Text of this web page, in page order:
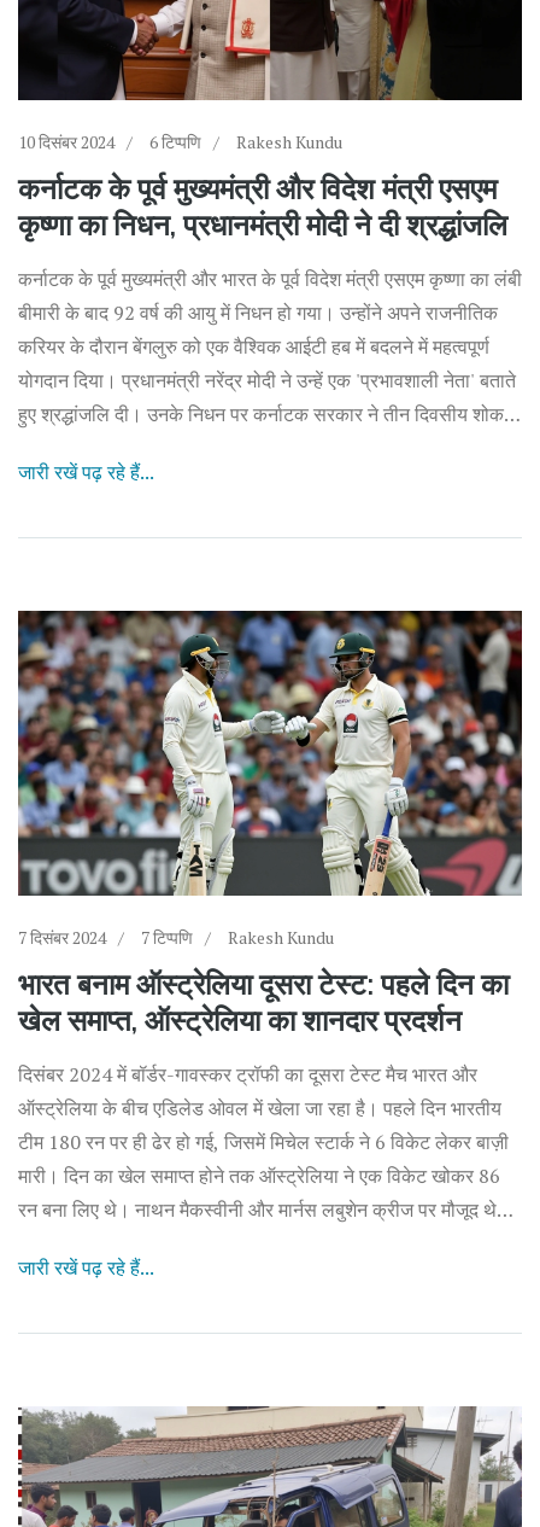
10 दिसंबर 2024 6 टिप्पणि Rakesh Kundu
कर्नाटक के पूर्व मुख्यमंत्री और विदेश मंत्री एसएम
कृष्णा का निधन, प्रधानमंत्री मोदी ने दी श्रद्धांजलि
कर्नाटक के पूर्व मुख्यमंत्री और भारत के पूर्व विदेश मंत्री एसएम कृष्णा का लंबी
बीमारी के बाद 92 वर्ष की आयु में निधन हो गया। उन्होंने अपने राजनीतिक
करियर के दौरान बेंगलुरु को एक वैश्विक आईटी हब में बदलने में महत्वपूर्ण
योगदान दिया। प्रधानमंत्री नरेंद्र मोदी ने उन्हें एक 'प्रभावशाली नेता' बताते
हुए श्रद्धांजलि दी। उनके निधन पर कर्नाटक सरकार ने तीन दिवसीय शोक
जारी रखें पढ़ रहे हैं...
7 दिसंबर 2024 7 टिप्पणि Rakesh Kundu
भारत बनाम ऑस्ट्रेलिया दूसरा टेस्ट: पहले दिन का
खेल समाप्त, ऑस्ट्रेलिया का शानदार प्रदर्शन
दिसंबर 2024 में बॉर्डर-गावस्कर ट्रॉफी का दूसरा टेस्ट मैच भारत और
ऑस्ट्रेलिया के बीच एडिलेड ओवल में खेला जा रहा है। पहले दिन भारतीय
टीम 180 रन पर ही ढेर हो गई, जिसमें मिचेल स्टार्क ने 6 विकेट लेकर बाज़ी
मारी। दिन का खेल समाप्त होने तक ऑस्ट्रेलिया ने एक विकेट खोकर 86
रन बना लिए थे। नाथन मैकस्वीनी और मार्नस लबुशेन क्रीज पर मौजूद थे।
जारी रखें पढ़ रहे हैं...